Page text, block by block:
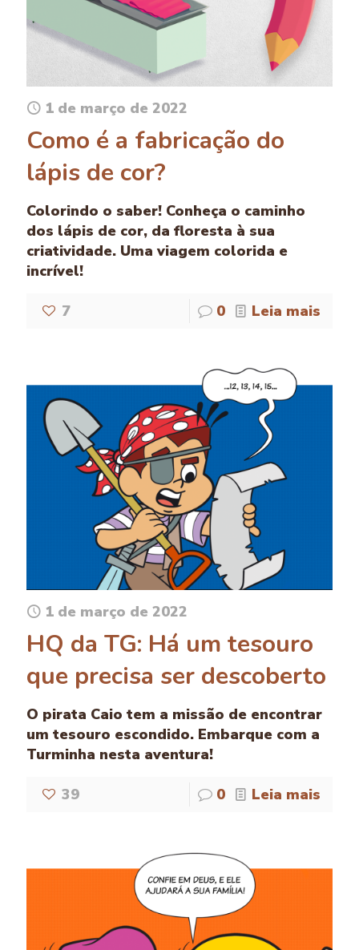
1 de março de 2022
Como é a fabricação do
lápis de cor?
Colorindo o saber! Conheça o caminho
dos lápis de cor, da floresta à sua
criatividade. Uma viagem colorida e
incrível!
7 0 Leia mais
1 de março de 2022
HQ da TG: Há um tesouro
que precisa ser descoberto
O pirata Caio tem a missão de encontrar
um tesouro escondido. Embarque com a
Turminha nesta aventura!
39 0 Leia mais